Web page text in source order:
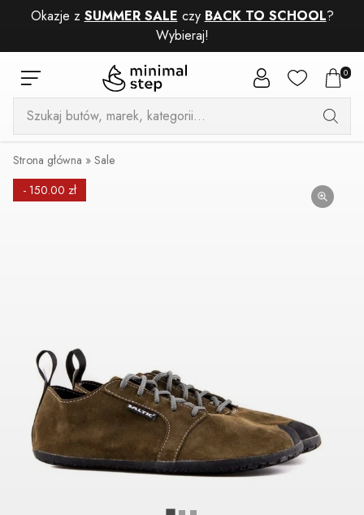
Okazje z SUMMER SALE czy BACK TO SCHOOL?
Wybieraj!
0
Wyszukiwarka
produktów
Strona główna » Sale
- 150.00 zł